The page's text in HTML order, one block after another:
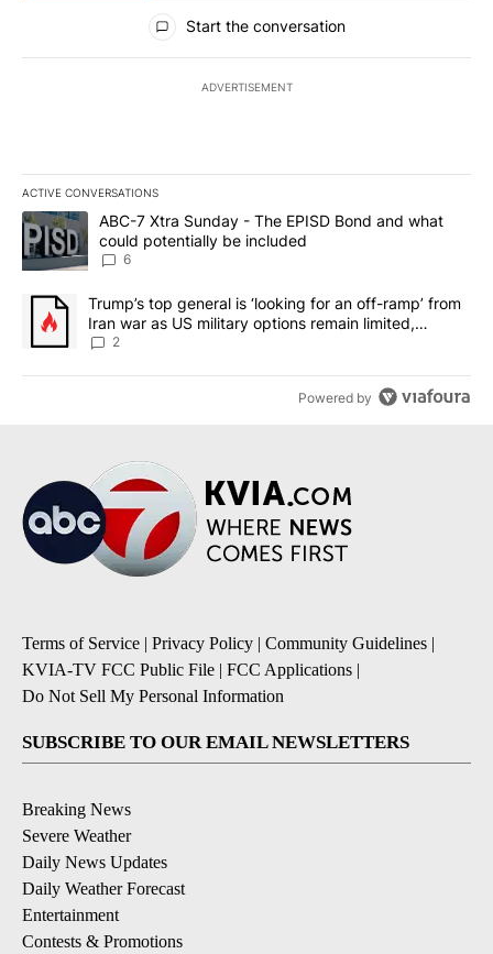
All Comments
Start the conversation
ADVERTISEMENT
ACTIVE CONVERSATIONS
The following is a list of the most commented articles in the last
A trending article titled "ABC-7 Xtra Sunday - The EPISD Bond
ABC-7 Xtra Sunday - The EPISD Bond and what
could potentially be included
6
A trending article titled "Trump’s top general is ‘looking for an
Trump’s top general is ‘looking for an off-ramp’ from
Iran war as US military options remain limited,
sources say
2
Powered by
Terms of Service | Privacy Policy | Community Guidelines |
KVIA-TV FCC Public File | FCC Applications |
Do Not Sell My Personal Information
SUBSCRIBE TO OUR EMAIL NEWSLETTERS
Breaking News
Severe Weather
Daily News Updates
Daily Weather Forecast
Entertainment
Contests & Promotions